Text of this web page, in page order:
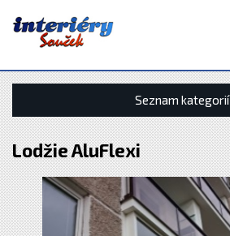
Seznam kategorií
Lodžie AluFlexi